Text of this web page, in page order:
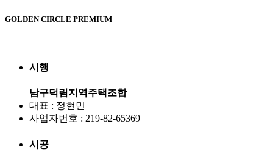
GOLDEN CIRCLE PREMIUM
시행
남구덕림지역주택조합
대표 : 정현민
사업자번호 : 219-82-65369
시공